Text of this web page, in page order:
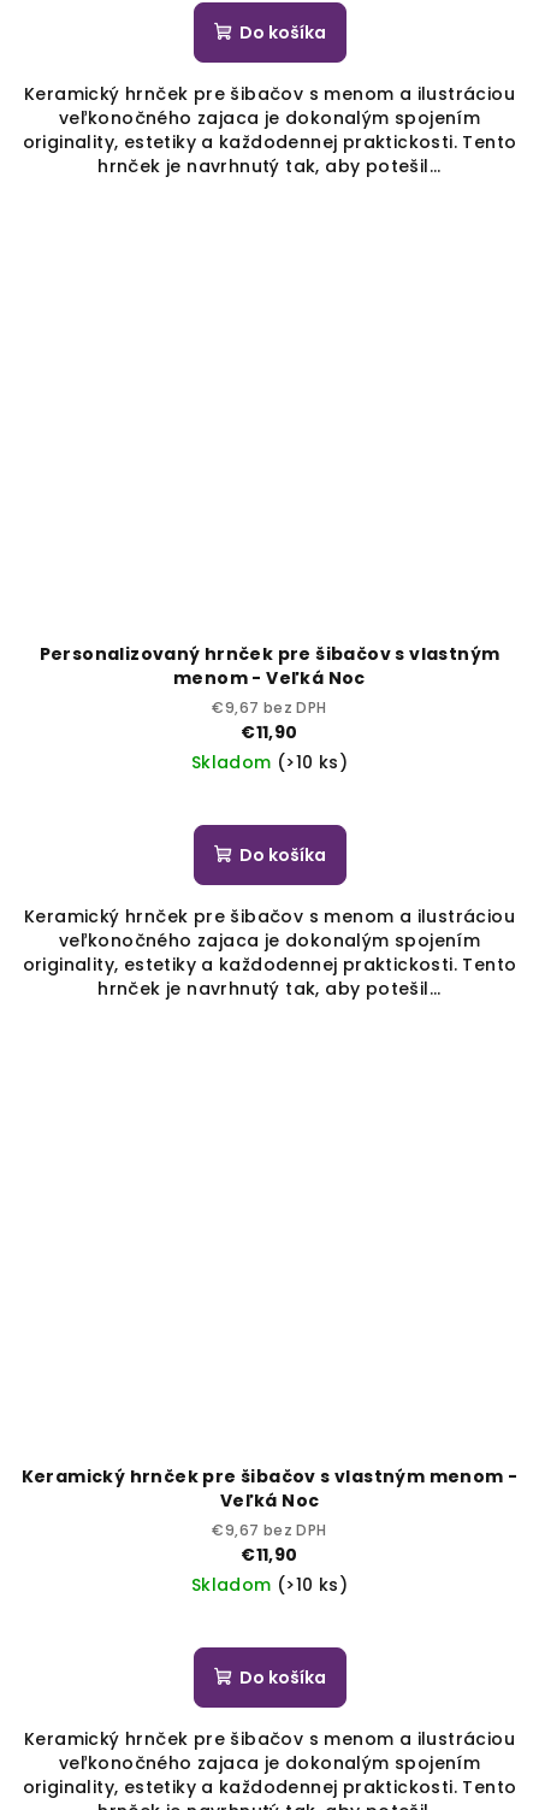
Do košíka
Keramický hrnček pre šibačov s menom a ilustráciou
veľkonočného zajaca je dokonalým spojením
originality, estetiky a každodennej praktickosti. Tento
hrnček je navrhnutý tak, aby potešil...
Personalizovaný hrnček pre šibačov s vlastným
menom - Veľká Noc
€9,67 bez DPH
€11,90
Skladom (>10 ks)
Do košíka
Keramický hrnček pre šibačov s menom a ilustráciou
veľkonočného zajaca je dokonalým spojením
originality, estetiky a každodennej praktickosti. Tento
hrnček je navrhnutý tak, aby potešil...
Keramický hrnček pre šibačov s vlastným menom -
Veľká Noc
€9,67 bez DPH
€11,90
Skladom (>10 ks)
Do košíka
Keramický hrnček pre šibačov s menom a ilustráciou
veľkonočného zajaca je dokonalým spojením
originality, estetiky a každodennej praktickosti. Tento